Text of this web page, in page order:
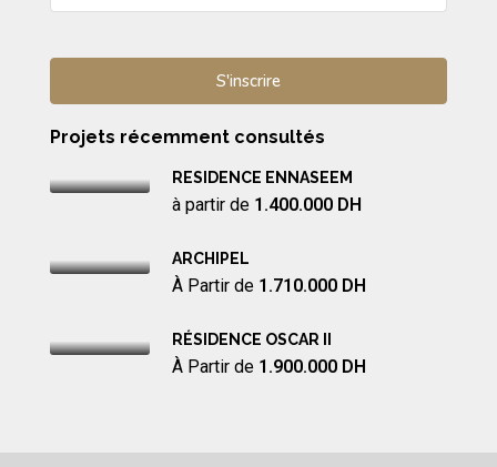
Projets récemment consultés
RESIDENCE ENNASEEM
à partir de 1.400.000 DH
ARCHIPEL
À Partir de 1.710.000 DH
RÉSIDENCE OSCAR II
À Partir de 1.900.000 DH